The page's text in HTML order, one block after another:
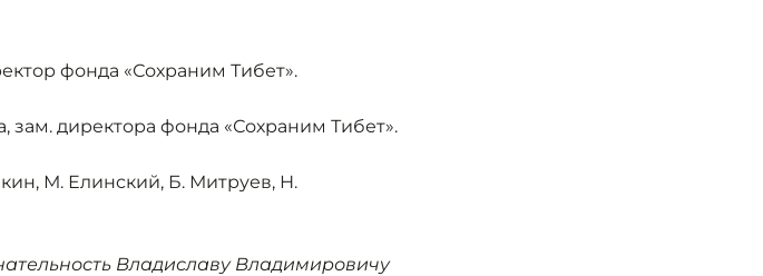
фонда «Сохраним Тибет».
директора фонда «Сохраним Тибет».
М. Елинский, Б. Митруев, Н.
Владиславу Владимировичу